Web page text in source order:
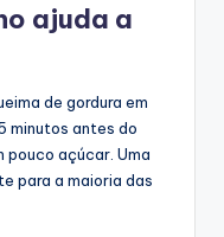
ajuda a
de gordura em
minutos antes do
pouco açúcar. Uma
para a maioria das